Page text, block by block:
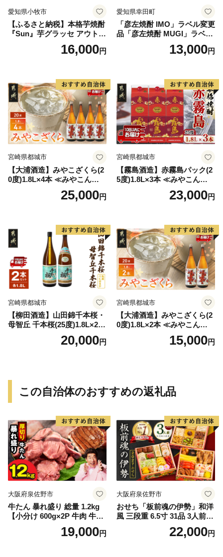
愛知県小牧市
【ふるさと納税】本格芋焼酎
『Sun』芋グラッセ アウトド
ア ソロキャンプ ベランピン
グ 巣ごもり 就労支援16,000円
愛知県幸田町
「彦左焼酎 IMO」ラベル変更
品「彦左焼酎 MUGI」ラベル
変更品 飲み比べ セット 合計
2本 720ml×各1本 25度 焼酎
13,000円
宮崎県都城市
【大浦酒造】みやこざくら(2
0度)1.8L×4本 ≪みやこんじょ
特急便≫_AD-077125,000円
宮崎県都城市
【霧島酒造】赤霧島パック(2
5度)1.8L×3本 ≪みやこんじょ
特急便≫_23-07-K03P-1800-3
23,000円
宮崎県都城市
【柳田酒造】山田錦千本桜・
母智丘 千本桜(25度)1.8L×2本
≪みやこんじょ特急便≫_AC
20,000円
宮崎県都城市
【大浦酒造】みやこざくら(2
0度)1.8L×2本 ≪みやこんじょ
特急便≫_MJ-077115,000円
この自治体のおすすめの返礼品
大阪府泉佐野市
牛たん 暴れ盛り 総量 1.2kg
【小分け 600g×2P 牛肉 牛タ
ン 牛たん 厚切り牛タン 焼肉
BBQ キャンプ 焼くだけ 簡単
19,000円
大阪府泉佐野市
おせち「板前魂の伊勢」和洋
風 三段重 6.5寸 31品 3人前
【1位獲得 おせち料理 板前魂
贅沢おせち お節 惣菜 冷凍 先
22,000円